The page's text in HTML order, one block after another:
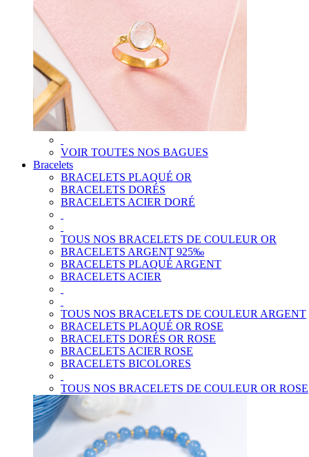
VOIR TOUTES NOS BAGUES
Bracelets
BRACELETS PLAQUÉ OR
BRACELETS DORÉS
BRACELETS ACIER DORÉ
TOUS NOS BRACELETS DE COULEUR OR
BRACELETS ARGENT 925‰
BRACELETS PLAQUÉ ARGENT
BRACELETS ACIER
TOUS NOS BRACELETS DE COULEUR ARGENT
BRACELETS PLAQUÉ OR ROSE
BRACELETS DORÉS OR ROSE
BRACELETS ACIER ROSE
BRACELETS BICOLORES
TOUS NOS BRACELETS DE COULEUR OR ROSE